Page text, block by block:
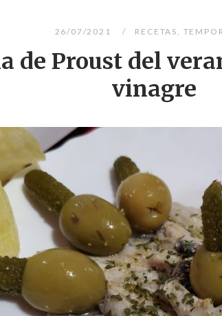
26/07/2021 RECETAS
de Proust del
vinagre